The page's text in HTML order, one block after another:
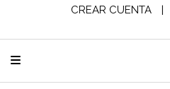
CREAR CUENTA